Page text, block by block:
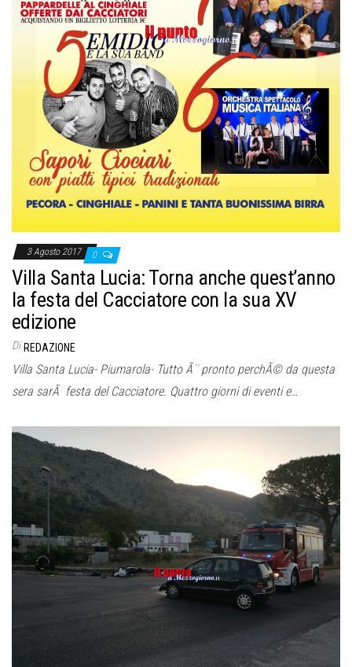
3 Agosto 2017 0
Villa Santa Lucia: Torna anche quest’anno
la festa del Cacciatore con la sua XV
edizione
Di REDAZIONE
Villa Santa Lucia- Piumarola- Tutto Ã¨ pronto perchÃ© da questa
sera sarÃ festa del Cacciatore. Quattro giorni di eventi e…